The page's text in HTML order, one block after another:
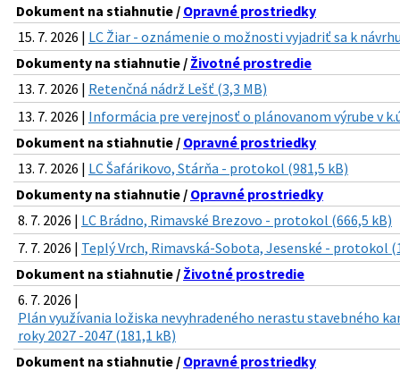
Dokument na stiahnutie / Opravné prostriedky
15. 7. 2026 | LC Žiar - oznámenie o možnosti vyjadriť sa k
Dokumenty na stiahnutie / Životné prostredie
13. 7. 2026 | Retenčná nádrž Lešť (3,3 MB)
13. 7. 2026 | Informácia pre verejnosť o plánovanom výrube v
Dokument na stiahnutie / Opravné prostriedky
13. 7. 2026 | LC Šafárikovo, Stárňa - protokol (981,5 kB)
Dokumenty na stiahnutie / Opravné prostriedky
8. 7. 2026 | LC Brádno, Rimavské Brezovo - protokol (666,5 kB)
7. 7. 2026 | Teplý Vrch, Rimavská-Sobota, Jesenské - protokol
Dokument na stiahnutie / Životné prostredie
6. 7. 2026 |
Plán využívania ložiska nevyhradeného nerastu stavebného
roky 2027 -2047 (181,1 kB)
Dokument na stiahnutie / Opravné prostriedky